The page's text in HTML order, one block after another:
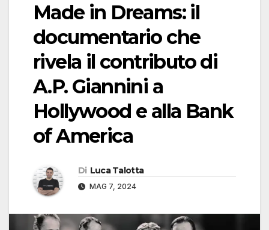
Made in Dreams: il
documentario che
rivela il contributo di
A.P. Giannini a
Hollywood e alla Bank
of America
Di Luca Talotta
MAG 7, 2024